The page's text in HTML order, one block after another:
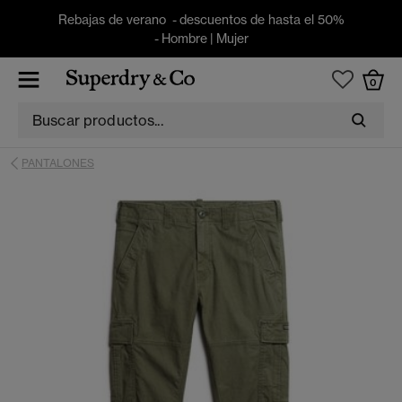
Rebajas de verano - descuentos de hasta el 50%
- Hombre| Mujer
0
PANTALONES